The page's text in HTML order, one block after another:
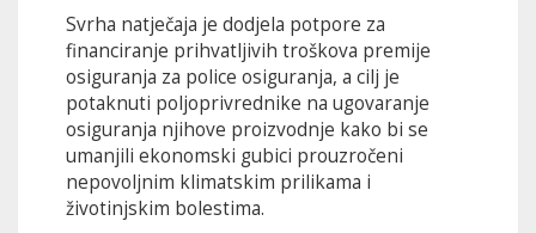
Svrha natječaja je dodjela potpore za
financiranje prihvatljivih troškova premije
osiguranja za police osiguranja, a cilj je
potaknuti poljoprivrednike na ugovaranje
osiguranja njihove proizvodnje kako bi se
umanjili ekonomski gubici prouzročeni
nepovoljnim klimatskim prilikama i
životinjskim bolestima.